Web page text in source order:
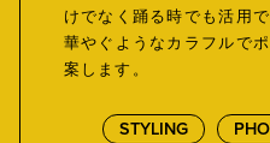
けでなく踊る時でも活用
華やぐようなカラフルで
案します。
STYLING